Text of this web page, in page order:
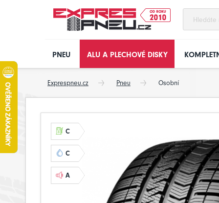
PNEU ALU A PLECHOVÉ DISKY
Exprespneu.cz Pneu Osobní
C
C
A